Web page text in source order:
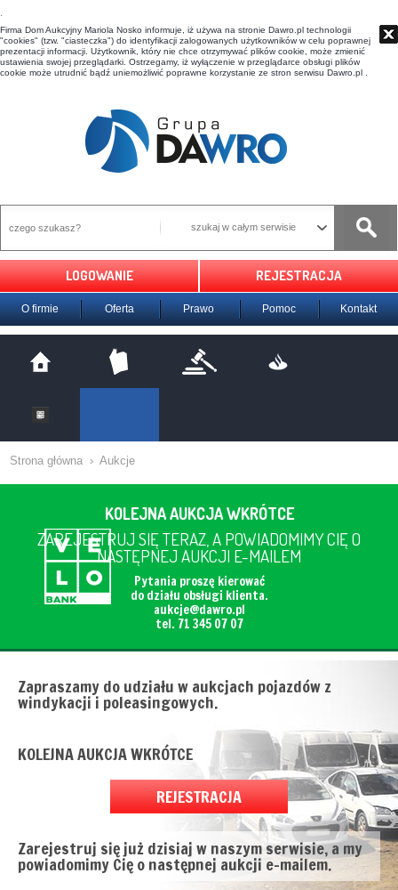
t
Firma Dom Aukcyjny Mariola Nosko informuje, iż używa na stronie Dawro.pl technologii
"cookies" (tzw. "ciasteczka") do identyfikacji zalogowanych użytkowników w celu poprawnej
prezentacji informacji. Użytkownik, który nie chce otrzymywać plików cookie, może zmienić
ustawienia swojej przeglądarki. Ostrzegamy, iż wyłączenie w przeglądarce obsługi plików
cookie może utrudnić bądź uniemożliwić poprawne korzystanie ze stron serwisu Dawro.pl .
szukaj w całym serwisie
LOGOWANIE REJESTRACJA
O firmie Oferta Prawo Pomoc Kontakt
Strona główna › Aukcje
KOLEJNA AUKCJA WKRÓTCE
ZAREJESTRUJ SIĘ TERAZ, A POWIADOMIMY CIĘ O
NASTĘPNEJ AUKCJI E-MAILEM
Pytania proszę kierować
do działu obsługi klienta.
aukcje@dawro.pl
tel. 71 345 07 07
Zapraszamy do udziału w aukcjach pojazdów z
windykacji i poleasingowych.
KOLEJNA AUKCJA WKRÓTCE
REJESTRACJA
Zarejestruj się już dzisiaj w naszym serwisie, a my
powiadomimy Cię o następnej aukcji e-mailem.